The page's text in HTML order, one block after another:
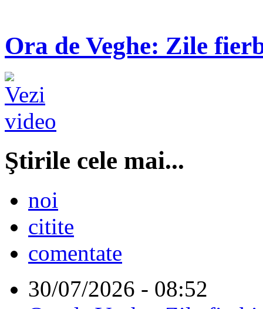
Ora de Veghe: Zile
Ştirile cele mai...
noi
citite
comentate
30/07/2026 - 08:52